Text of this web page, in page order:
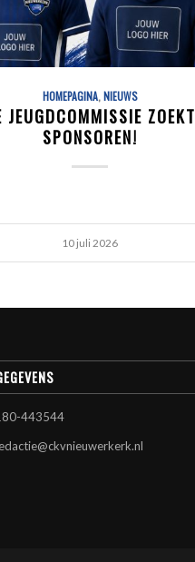
HOMEPAGINA,NIEUWS
JEUGDCOMMISSIE ZOEKT
SPONSOREN!
10 juli 2026
443544